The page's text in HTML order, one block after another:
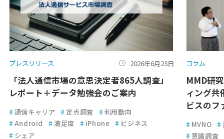
プレスリリース 2026年6月23日
「法人通信市場の意思決定者865人調査」
レポート＋データ勉強会のご案内
# 通信キャリア # 定点調査 # 利用動向
# Android # 満足度 # iPhone # ビジネス
# シェア
コラム
MMD研
ィング共
ビスのフ
# MVNO #
# 意識調査